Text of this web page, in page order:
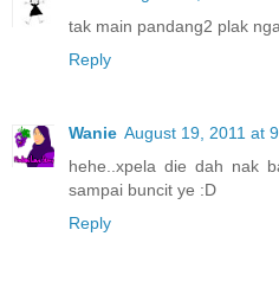
tak main pandang2 plak
Reply
Wanie August 19, 2011 at
hehe..xpela die dah nak
sampai buncit ye :D
Reply